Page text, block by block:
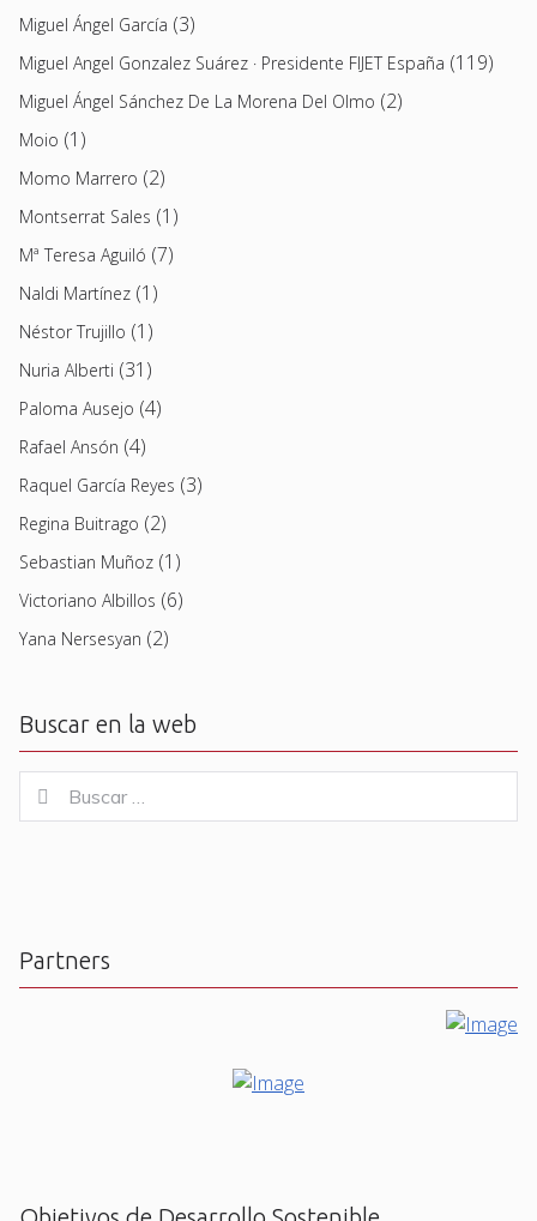
Miguel Ángel García (3)
Miguel Angel Gonzalez Suárez · Presidente FIJET España (119)
Miguel Ángel Sánchez De La Morena Del Olmo (2)
Moio (1)
Momo Marrero (2)
Montserrat Sales (1)
Mª Teresa Aguiló (7)
Naldi Martínez (1)
Néstor Trujillo (1)
Nuria Alberti (31)
Paloma Ausejo (4)
Rafael Ansón (4)
Raquel García Reyes (3)
Regina Buitrago (2)
Sebastian Muñoz (1)
Victoriano Albillos (6)
Yana Nersesyan (2)
Buscar en la web
for:
Buscar
Partners